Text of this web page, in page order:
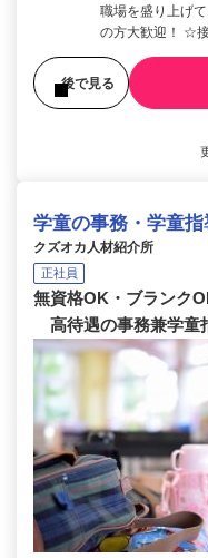
職場を盛り上げ
の方大歓迎！ ☆
後で見る
学童の事務・学童指
クズオカ人材紹介所
正社員
無資格OK・ブランク
高待遇の事務兼学童